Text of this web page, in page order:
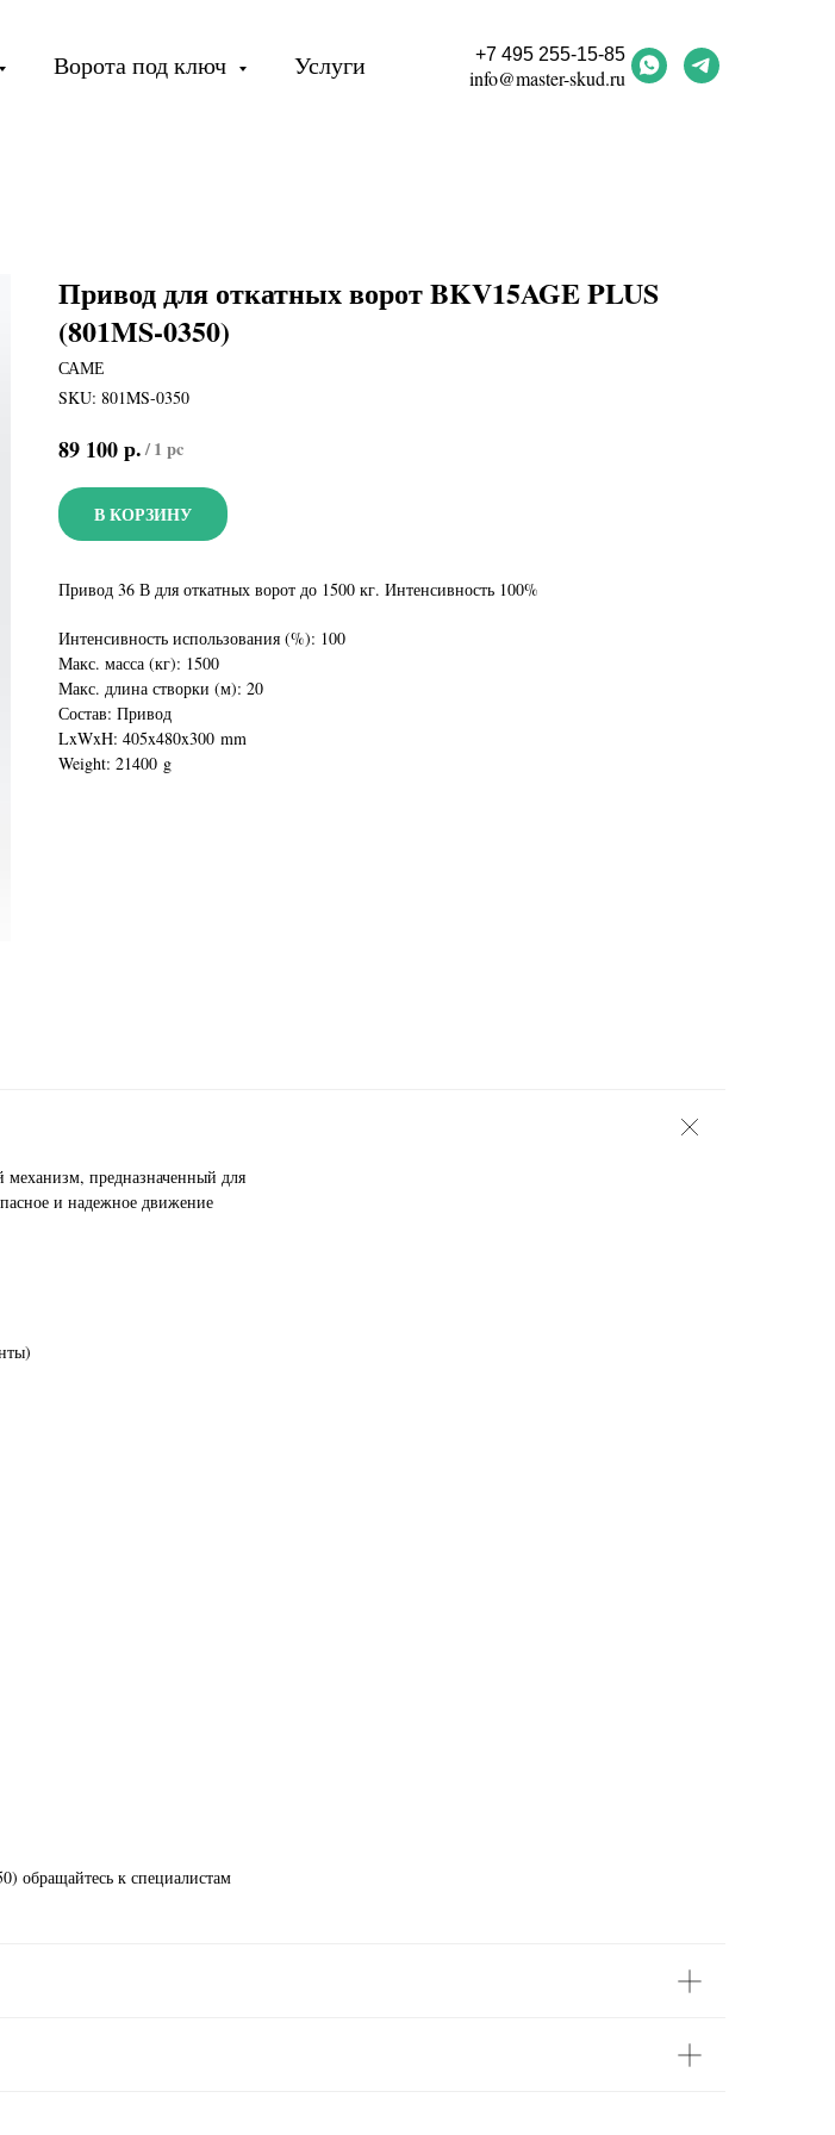
Ворота под ключ Услуги +7 495 255-15-85
info@master-skud.ru
Привод для откатных ворот BKV15AGE PLUS
(801MS-0350)
САМЕ
SKU: 801MS-0350
89 100р./1 pc
В КОРЗИНУ
Привод 36 В для откатных ворот до 1500 кг. Интенсивность 100%
Интенсивность использования (%): 100
Макс. масса (кг): 1500
Макс. длина створки (м): 20
Состав: Привод
LxWxH: 405x480x300 mm
Weight: 21400 g
предназначенный для
и надежное движение
обращайтесь к специалистам